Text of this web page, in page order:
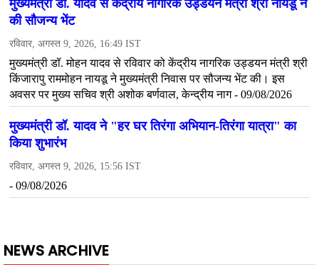
NEWS ARCHIVE